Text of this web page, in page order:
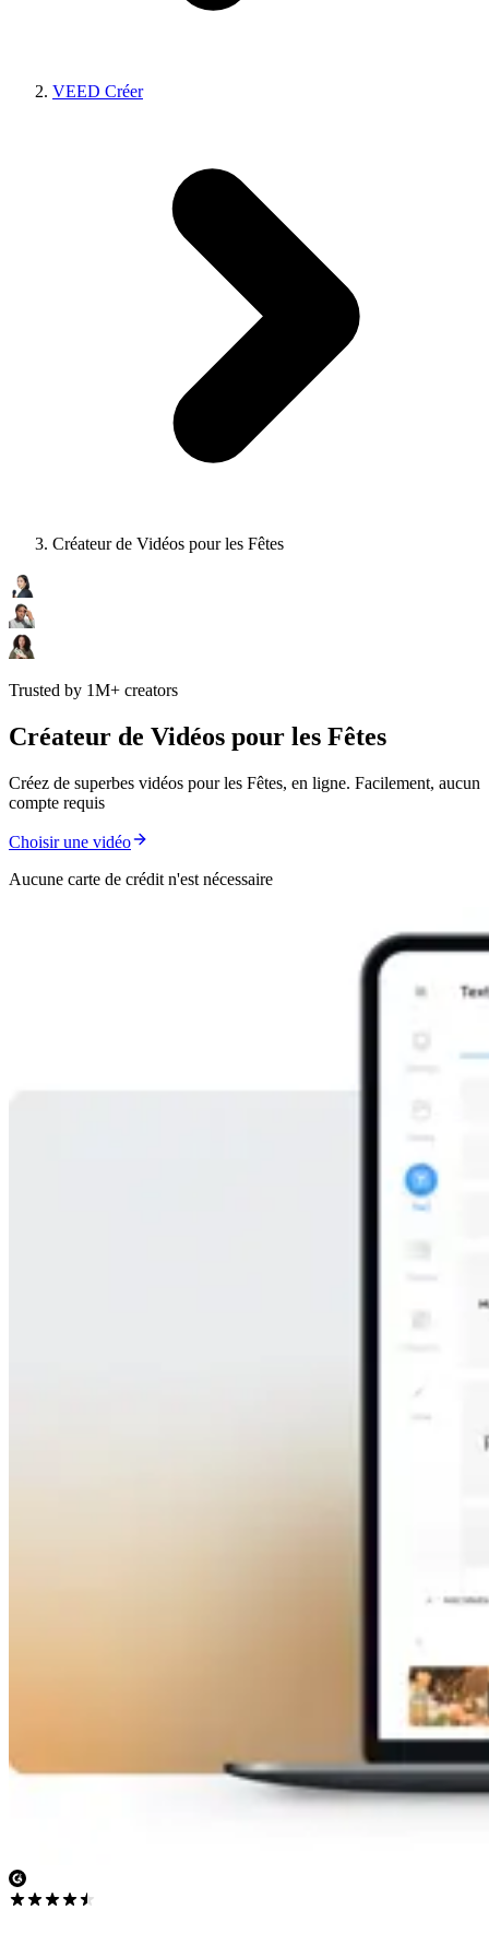
VEED Créer
Créateur de Vidéos pour les Fêtes
Trusted by 1M+ creators
Créateur de Vidéos pour les Fêtes
Créez de superbes vidéos pour les Fêtes, en ligne. Facilement, aucun
compte requis
Choisir une vidéo
Aucune carte de crédit n'est nécessaire